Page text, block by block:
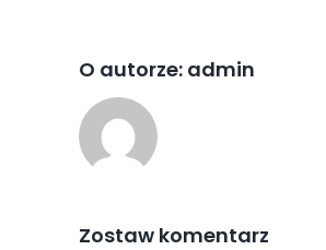
O autorze: admin
Zostaw komentarz